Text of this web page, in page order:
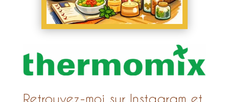
Retrouvez-moi sur Instagram et